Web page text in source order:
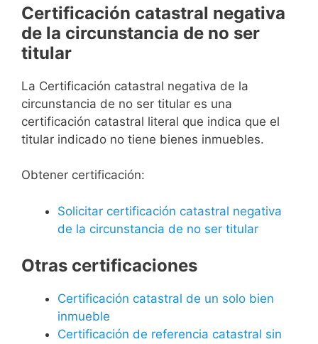
Certificación catastral negativa
de la circunstancia de no ser
titular
La Certificación catastral negativa de la
circunstancia de no ser titular es una
certificación catastral literal que indica que el
titular indicado no tiene bienes inmuebles.
Obtener certificación:
Solicitar certificación catastral negativa
de la circunstancia de no ser titular
Otras certificaciones
Certificación catastral de un solo bien
inmueble
Certificación de referencia catastral sin